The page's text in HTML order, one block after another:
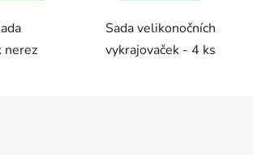
nerez
Sada velikonočních
vykrajovaček - 4 ks